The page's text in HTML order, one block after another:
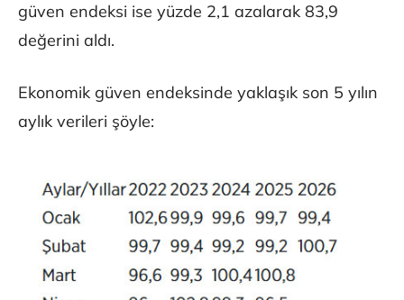
güven endeksi ise yüzde 2,1 azalarak 83,9
değerini aldı.
Ekonomik güven endeksinde yaklaşık son 5 yılın
aylık verileri şöyle: